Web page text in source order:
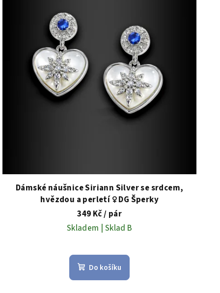
Dámské náušnice Siriann Silver se srdcem,
hvězdou a perletí ♀️ DG Šperky
349 Kč/ pár
Skladem | Sklad B
Do košíku